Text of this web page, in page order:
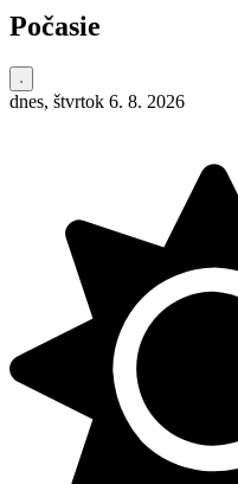
Počasie
dnes, štvrtok 6. 8. 2026